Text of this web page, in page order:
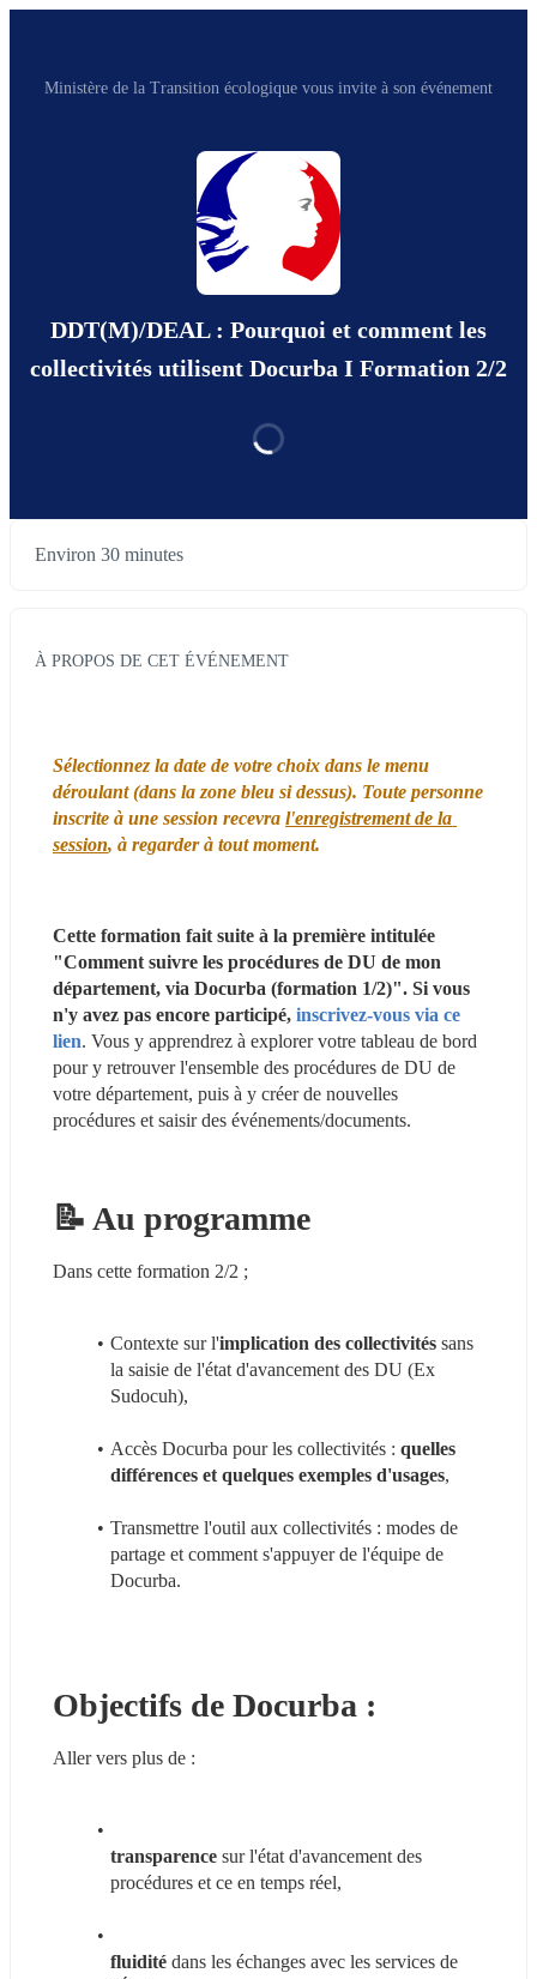
Ministère de la Transition écologique vous invite à son événement
DDT(M)/DEAL : Pourquoi et comment les
collectivités utilisent Docurba I Formation 2/2
Environ 30 minutes
À PROPOS DE CET ÉVÉNEMENT
Sélectionnez la date de votre choix dans le menu
déroulant (dans la zone bleu si dessus). Toute personne
inscrite à une session recevra l'enregistrement de la
session, à regarder à tout moment.
Cette formation fait suite à la première intitulée
"Comment suivre les procédures de DU de mon
département, via Docurba (formation 1/2)". Si vous
n'y avez pas encore participé, inscrivez-vous via ce
lien. Vous y apprendrez à explorer votre tableau de bord
pour y retrouver l'ensemble des procédures de DU de
votre département, puis à y créer de nouvelles
procédures et saisir des événements/documents.
📝 Au programme
Dans cette formation 2/2 ;
Contexte sur l'implication des collectivités sans
la saisie de l'état d'avancement des DU (Ex
Sudocuh),
Accès Docurba pour les collectivités : quelles
différences et quelques exemples d'usages,
Transmettre l'outil aux collectivités : modes de
partage et comment s'appuyer de l'équipe de
Docurba.
Objectifs de Docurba :
Aller vers plus de :
transparence sur l'état d'avancement des
procédures et ce en temps réel,
fluidité dans les échanges avec les services de